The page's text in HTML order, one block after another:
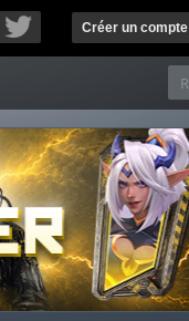
Créer un compte